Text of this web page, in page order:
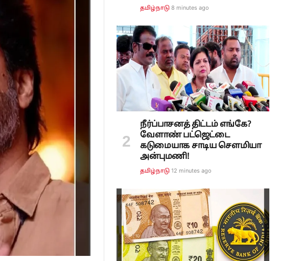
தமிழ்நாடு 8 minutes ago
நீர்ப்பாசனத் திட்டம் எங்கே?
வேளாண் பட்ஜெட்டை
கடுமையாக சாடிய சௌமியா
அன்புமணி!
தமிழ்நாடு 12 minutes ago